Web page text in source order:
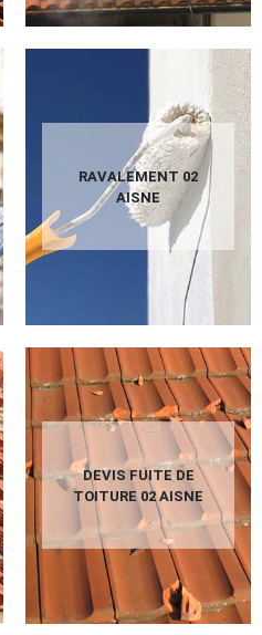
RAVALEMENT 02
AISNE
DEVIS FUITE DE
TOITURE 02 AISNE